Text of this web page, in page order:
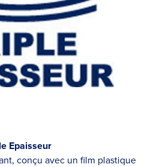
Epaisseur
conçu avec un film plastique